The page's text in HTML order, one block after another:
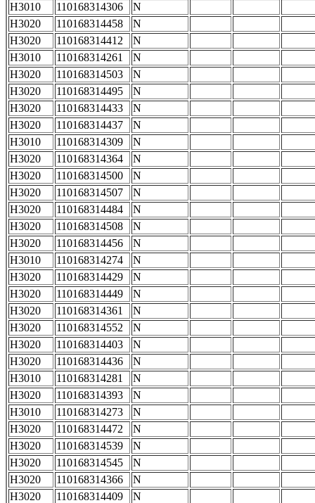
H3010
110168314306
N
H3020
110168314458
N
H3020
110168314412
N
H3010
110168314261
N
H3020
110168314503
N
H3020
110168314495
N
H3020
110168314433
N
H3020
110168314437
N
H3010
110168314309
N
H3020
110168314364
N
H3020
110168314500
N
H3020
110168314507
N
H3020
110168314484
N
H3020
110168314508
N
H3020
110168314456
N
H3010
110168314274
N
H3020
110168314429
N
H3020
110168314449
N
H3020
110168314361
N
H3020
110168314552
N
H3020
110168314403
N
H3020
110168314436
N
H3010
110168314281
N
H3020
110168314393
N
H3010
110168314273
N
H3020
110168314472
N
H3020
110168314539
N
H3020
110168314545
N
H3020
110168314366
N
H3020
110168314409
N